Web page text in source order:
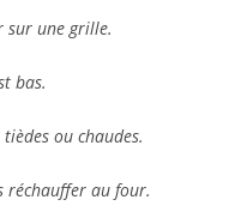
sur une grille.
bas.
ou chaudes.
réchauffer au four.